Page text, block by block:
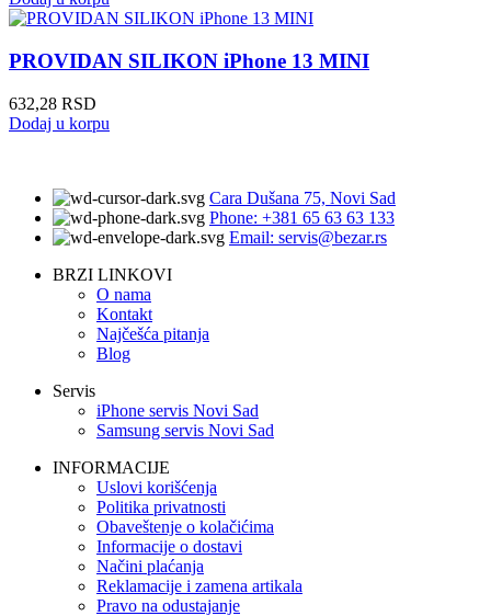
PROVIDAN SILIKON iPhone 13 MINI
632,28 RSD
Dodaj u korpu
Cara Dušana 75, Novi Sad
Phone: +381 65 63 63 133
Email: servis@bezar.rs
BRZI LINKOVI
O nama
Kontakt
Najčešća pitanja
Blog
Servis
iPhone servis Novi Sad
Samsung servis Novi Sad
INFORMACIJE
Uslovi korišćenja
Politika privatnosti
Obaveštenje o kolačićima
Informacije o dostavi
Načini plaćanja
Reklamacije i zamena artikala
Pravo na odustajanje